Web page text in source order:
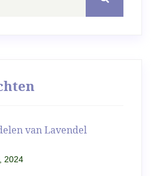
van Lavendel
2024